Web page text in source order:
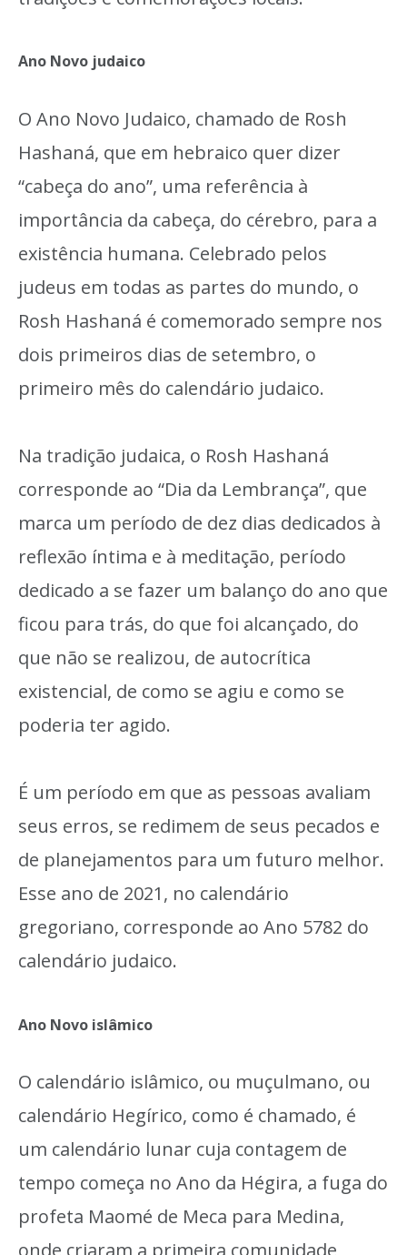
Ano Novo judaico
O Ano Novo Judaico, chamado de Rosh
Hashaná, que em hebraico quer dizer
“cabeça do ano”, uma referência à
importância da cabeça, do cérebro, para a
existência humana. Celebrado pelos
judeus em todas as partes do mundo, o
Rosh Hashaná é comemorado sempre nos
dois primeiros dias de setembro, o
primeiro mês do calendário judaico.
Na tradição judaica, o Rosh Hashaná
corresponde ao “Dia da Lembrança”, que
marca um período de dez dias dedicados à
reflexão íntima e à meditação, período
dedicado a se fazer um balanço do ano que
ficou para trás, do que foi alcançado, do
que não se realizou, de autocrítica
existencial, de como se agiu e como se
poderia ter agido.
É um período em que as pessoas avaliam
seus erros, se redimem de seus pecados e
de planejamentos para um futuro melhor.
Esse ano de 2021, no calendário
gregoriano, corresponde ao Ano 5782 do
calendário judaico.
Ano Novo islâmico
O calendário islâmico, ou muçulmano, ou
calendário Hegírico, como é chamado, é
um calendário lunar cuja contagem de
tempo começa no Ano da Hégira, a fuga do
profeta Maomé de Meca para Medina,